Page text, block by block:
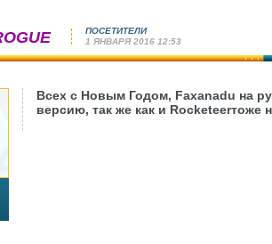
ПОСЕТИТЕЛИ
1 ЯНВАРЯ 2016 12:53
Всех с Новым Годом, Faxanadu на
версию, так же как и Rocketeerтоже